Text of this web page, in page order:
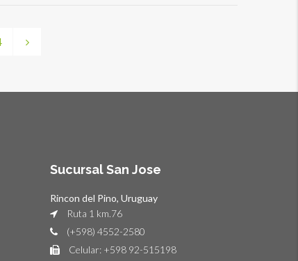
Sucursal San Jose
Rincon del Pino, Uruguay
Ruta 1 km.76
(+598) 4552-2580
Celular: +598 92-515198